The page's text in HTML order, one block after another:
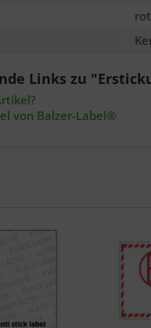
Links zu
von Balzer-Label®